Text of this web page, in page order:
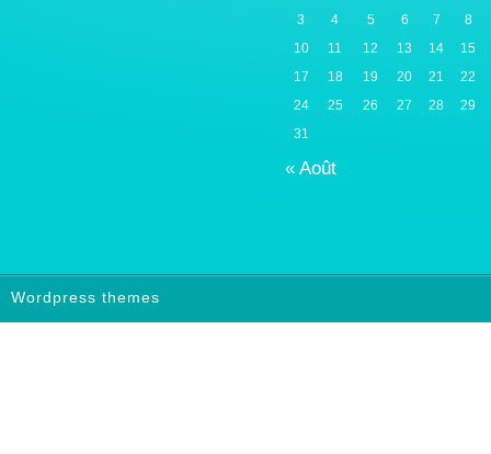
« Août
3
4 5 6 7
8
10
11 12 13 14
15
17
18 19 20 21
22
24
25 26 27 28
29
31
Wordpress themes